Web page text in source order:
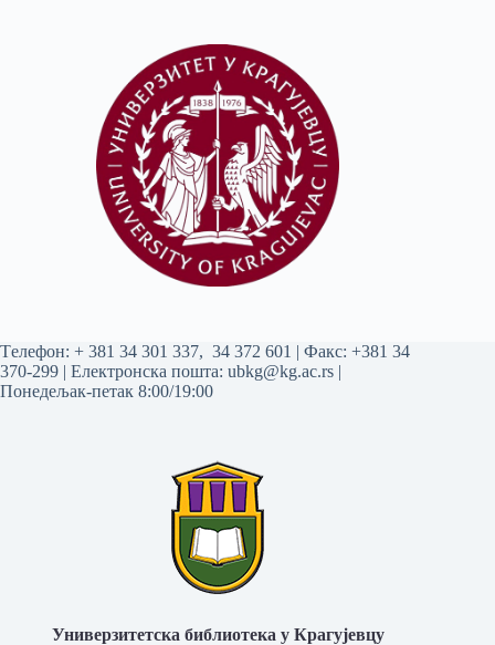
Tелефон: + 381 34 301 337, 34 372 601 | Факс: +381 34
370-299 | Електронска пошта: ubkg@kg.ac.rs |
Понедељак-петак 8:00/19:00
Универзитетска библиотека у Крагујевцу